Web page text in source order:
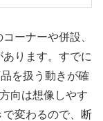
ーナーや併設、
ります。すでに
を扱う動きが確
向は想像しやす
変わるので、断